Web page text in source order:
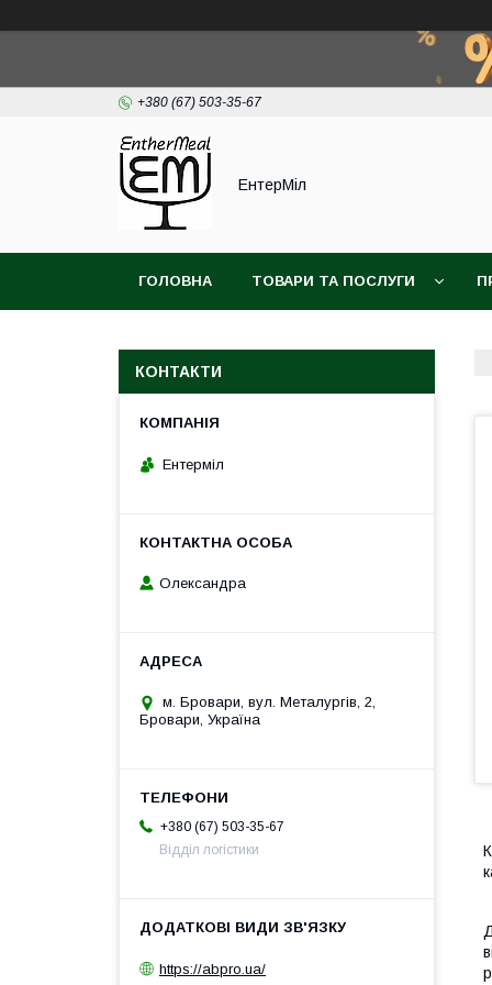
+380 (67) 503-35-67
ЕнтерМіл
ГОЛОВНА ТОВАРИ ТА ПОСЛУГИ
КОНТАКТИ
Ентерміл
Олександра
м. Бровари, вул. Металургів, 2,
Бровари, Україна
+380 (67) 503-35-67
Відділ логістики
https://abpro.ua/